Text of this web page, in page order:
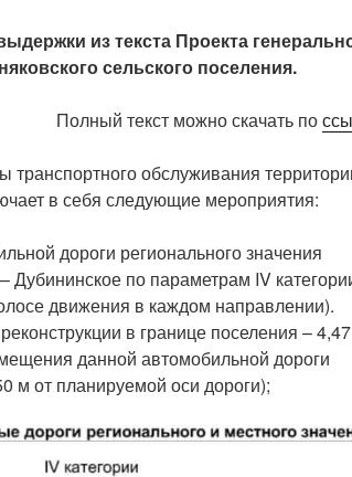
из текста Проекта
сельского поселения.
Полный текст можно скачать по
обслуживания
в себя следующие мероприятия:
дороги регионального значения
по параметрам IV
движения в каждом направлении).
в границе поселения –
данной автомобильной дороги
м от планируемой оси дороги);